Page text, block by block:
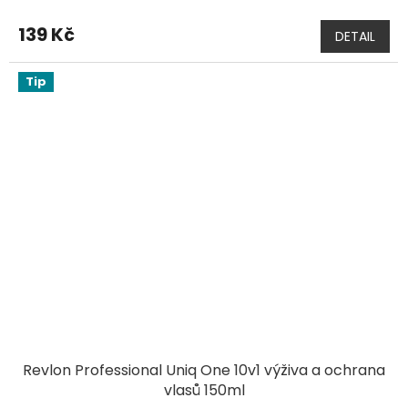
139 Kč DETAIL
Tip
Revlon Professional Uniq One 10v1 výživa a ochrana
vlasů 150ml